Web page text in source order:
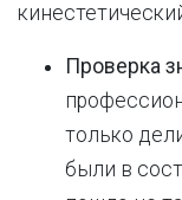
Проверка
только
были в